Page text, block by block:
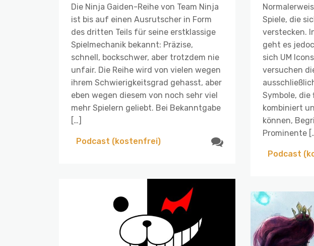
Die Ninja Gaiden-Reihe von Team Ninja
ist bis auf einen Ausrutscher in Form
des dritten Teils für seine erstklassige
Spielmechanik bekannt: Präzise,
schnell, bockschwer, aber trotzdem nie
unfair. Die Reihe wird von vielen wegen
ihrem Schwierigkeitsgrad gehasst, aber
eben wegen diesem von noch sehr viel
mehr Spielern geliebt. Bei Bekanntgabe
[…]
Podcast (kostenfrei)
Spiele, die
verstecken.
geht es
sich UM
versuchen
Symbole,
kombiniert
können,
Prominente
Podcast